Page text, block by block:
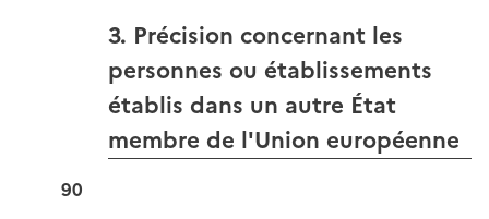
3. Précision concernant les
personnes ou établissements
établis dans un autre État
membre de l'Union européenne
90